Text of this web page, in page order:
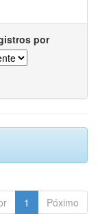
por
1 Póximo